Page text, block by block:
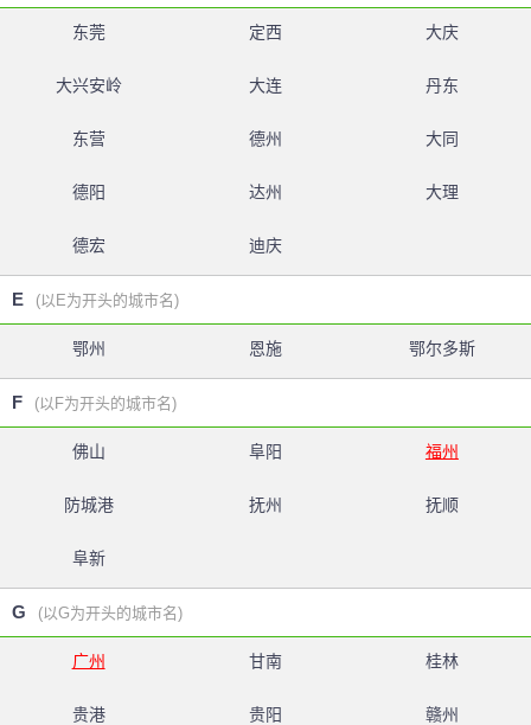
东莞 定西 大庆
大兴安岭 大连 丹东
东营 德州 大同
德阳 达州 大理
德宏 迪庆
E (以E为开头的城市名)
鄂州 恩施 鄂尔多斯
F (以F为开头的城市名)
佛山 阜阳 福州
防城港 抚州 抚顺
阜新
G (以G为开头的城市名)
广州 甘南 桂林
贵港 贵阳 赣州